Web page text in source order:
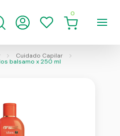
0
Cuidado Capilar
balsamo x 250 ml